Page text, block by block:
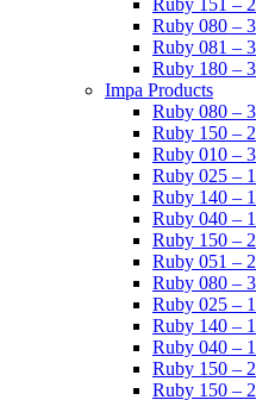
Ruby 151 –
Ruby 080 –
Ruby 081 –
Ruby 180 –
Impa Products
Ruby 080 –
Ruby 150 –
Ruby 010 –
Ruby 025 –
Ruby 140 –
Ruby 040 –
Ruby 150 –
Ruby 051 –
Ruby 080 –
Ruby 025 –
Ruby 140 –
Ruby 040 –
Ruby 150 –
Ruby 150 –